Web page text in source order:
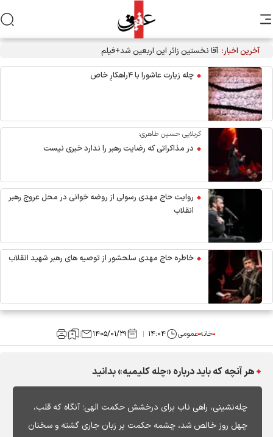
آخرین اخبار: آقا نخستین زائر این اربعین شد+فیلم
چله زیارت عاشورا با ۴راهکارِ خاص
کربلایی حسین طاهری:
در مذاکراتی که رضایت رهبر را ندارد خبری نیست
روایت حاج مهدی رسولی از روضه خوانی در محل عروج رهبر
انقلاب
خاطره حاج مهدی سلحشور از توصیه های رهبر شهید انقلاب
خانهعمومی ۱۴:۰۴ ۱۴۰۵/۰۱/۲۹
هر آنچه که باید درباره «چله کلیمیه» بدانید
چله‌نشینی، راهی ناب برای درخشش حکمت الهی؛ آنگاه که قلب،
چهل روز خالص شد، چشمه حکمت بر زبان جاری گشته و سخنان